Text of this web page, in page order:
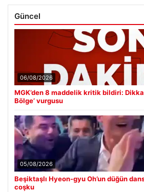
Güncel
06/08/2026
MGK’den 8 maddelik kritik bildiri:
Bölge’ vurgusu
05/08/2026
Beşiktaşlı Hyeon-gyu Oh’un düğün
coşku